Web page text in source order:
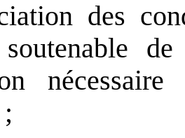
des
soutenable